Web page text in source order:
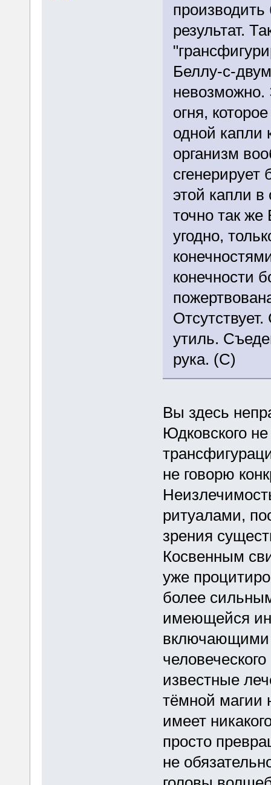
производить
результат.
Беллу-с-
невозможно.
огня,
одной капли
организм
сгенерирует
этой капли в
точно так
угодно,
конечности
утиль.
рука. (С)
Вы здесь
Юдковского
не говорю
ритуалами,
зрения
Косвенным
уже
более
имеющейся
включающими
известные
тёмной магии
имеет
просто
не